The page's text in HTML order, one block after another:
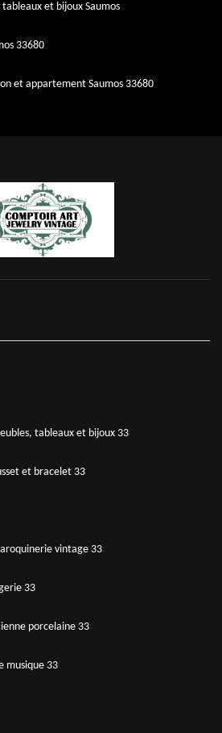
et bijoux Saumos
33680
et appartement Saumos 33680
tableaux et bijoux 33
et bracelet 33
vintage 33
33
porcelaine 33
musique 33